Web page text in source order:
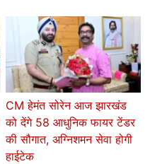
CM हेमंत सोरेन आज झारखंड
को देंगे 58 आधुनिक फायर टेंडर
की सौगात, अग्निशमन सेवा होगी
हाईटेक